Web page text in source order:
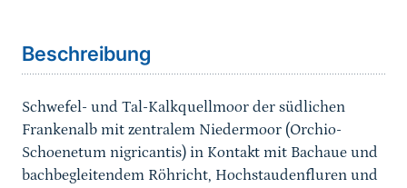
Beschreibung
Schwefel- und Tal-Kalkquellmoor der südlichen
Frankenalb mit zentralem Niedermoor (Orchio-
Schoenetum nigricantis) in Kontakt mit Bachaue und
bachbegleitendem Röhricht, Hochstaudenfluren und